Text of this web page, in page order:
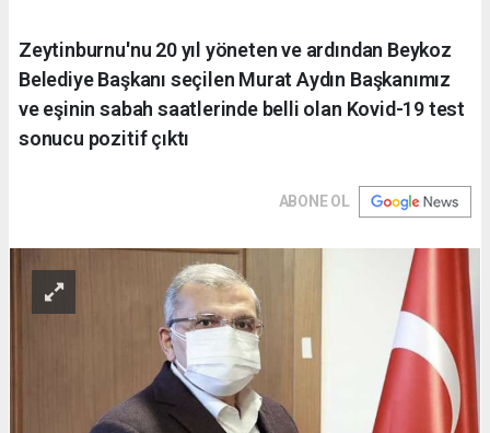
Zeytinburnu'nu 20 yıl yöneten ve ardından Beykoz
Belediye Başkanı seçilen Murat Aydın Başkanımız
ve eşinin sabah saatlerinde belli olan Kovid-19 test
sonucu pozitif çıktı
ABONE OL